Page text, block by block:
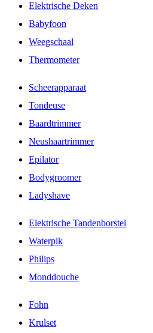
Elektrische Deken
Babyfoon
Weegschaal
Thermometer
Scheerapparaat
Tondeuse
Baardtrimmer
Neushaartrimmer
Epilator
Bodygroomer
Ladyshave
Elektrische Tandenborstel
Waterpik
Philips
Monddouche
Fohn
Krulset